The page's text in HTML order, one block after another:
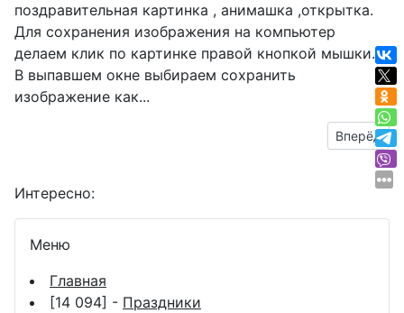
поздравительная картинка , анимашка ,открытка.
Для сохранения изображения на компьютер
делаем клик по картинке правой кнопкой мышки.
В выпавшем окне выбираем сохранить
изображение как...
Вперёд
Интересно:
Меню
Главная
[14 094] - Праздники